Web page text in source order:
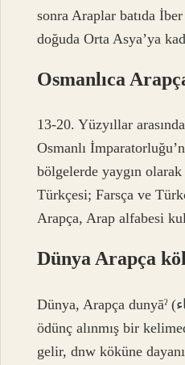
sonra Araplar batıda İber
doğuda Orta Asya’ya
Osmanlıca
13-20. Yüzyıllar
Osmanlı
bölgelerde yaygın
Türkçesi; Farsça ve
Arapça, Arap alfabesi
Dünya Arapça
Dünya, Arapça dunyāˀ (دُنْياء) kelimesinden
ödünç alınmış bir
gelir, dnw köküne